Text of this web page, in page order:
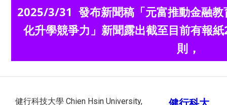
2025/3/31 發布新聞稿「元富推動金融教
化升學競爭力」新聞露出截至目前有報
則 ，
健行科技大學 Chien Hsin University,